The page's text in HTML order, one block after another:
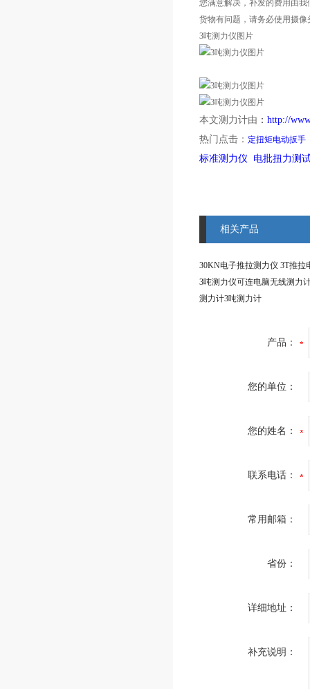
您满意解决，补发的费用由
货物有问题，请务必使用摄
3吨测力仪图片
本文测力计由 ： http://
热门点击： 定扭矩电动扳手
标准测力仪 电批扭力测
相关产品
测力计3吨测力计
产品：
您的单位：
您的姓名：
联系电话：
常用邮箱：
省份：
详细地址：
补充说明：